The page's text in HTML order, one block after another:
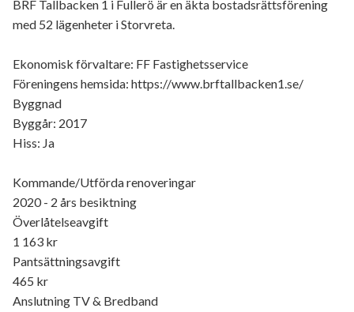
BRF Tallbacken 1 i Fullerö är en äkta bostadsrättsförening
med 52 lägenheter i Storvreta.
Ekonomisk förvaltare: FF Fastighetsservice
Föreningens hemsida: https://www.brftallbacken1.se/
Byggnad
Byggår: 2017
Hiss: Ja
Kommande/Utförda renoveringar
2020 - 2 års besiktning
Överlåtelseavgift
1 163 kr
Pantsättningsavgift
465 kr
Anslutning TV & Bredband